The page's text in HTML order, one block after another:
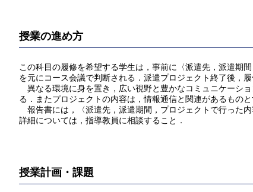
授業の進め方
この科目の履修を希望する学生は，事前に〈派遣先，派遣期
を元にコース会議で判断される．派遣プロジェクト終了後，
異なる環境に身を置き，広い視野と豊かなコミュニケーシ
る．またプロジェクトの内容は，情報通信と関連があるものと
報告書には，〈派遣先，派遣期間，プロジェクトで行った
詳細については，指導教員に相談すること．
授業計画・課題